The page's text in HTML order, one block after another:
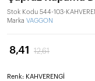
Stok Kodu 544-103-
Marka VAGGON
8,41 12,61
Renk: KAHVERENGİ